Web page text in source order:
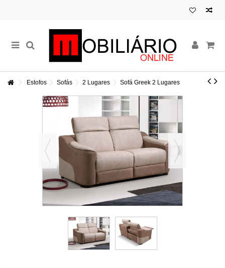
Estofos Sofás 2 Lugares Sofá Greek 2 Lugares